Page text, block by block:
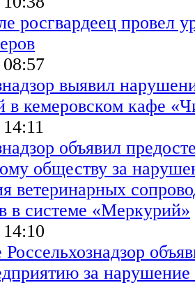
росгвардеец провел
выявил
в кемеровском кафе
объявил
обществу за
ветеринарных
в системе «Меркурий»
за нарушение